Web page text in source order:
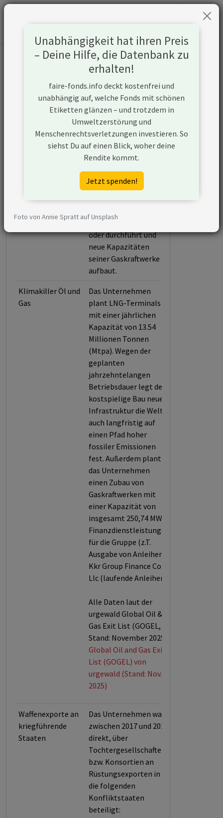
Informationen zum Unternehmen
KKR & Co Inc
https://www.kkr.com
Konflikte
KKR & Co Inc ist ein
Unternehmen aus den
USA, das den Ausbau
von
für Öl und Gas plant
oder durchführt und
neue Kapazitäten
seiner Gaskraftwerke
aufbaut.
Klimakiller Öl und
Gas
Das Unternehmen
plant LNG-Terminals
mit einer jährlichen
Kapazität von 13.54
Millionen Tonnen
(Mtpa). Wegen der
geplanten
jahrzehntelangen
Betriebsdauer legt der
kostspielige Bau neuer
Infrastruktur die Welt
auch langfristig auf
einen Pfad hoher
fossiler Emissionen
fest. Außerdem plant
das Unternehmen
einen Zubau von
Gaskraftwerken mit
einer Kapazität von
insgesamt 250,74 MW.
Finanzdienstleistungen
für die Gruppe (z.T.
Ausgabe von Anleihen):
Kkr Group Finance Co VI
Llc (laufende Anleihen).
Alle Daten laut der
urgewald Global Oil &
Gas Exit List (GOGEL,
Stand: November 2025).
Global Oil and Gas Exit
List (GOGEL) von
urgewald (Stand: Nov.
2025)
Waffenexporte an
kriegführende
Staaten
Das Unternehmen war
zwischen 2017 und 2025
direkt, über
Tochtergesellschaften
bzw. Konsortien an
Rüstungsexporten in
die folgenden
Konfliktstaaten
beteiligt:
Unabhängigkeit hat ihren Preis
– Deine Hilfe, die Datenbank zu
erhalten!
faire-fonds.info deckt kostenfrei und
unabhängig auf, welche Fonds mit schönen
Etiketten glänzen – und trotzdem in
Umweltzerstörung und
Menschenrechtsverletzungen investieren. So
siehst Du auf einen Blick, woher deine
Rendite kommt.
Jetzt spenden!
Foto von Annie Spratt auf Unsplash